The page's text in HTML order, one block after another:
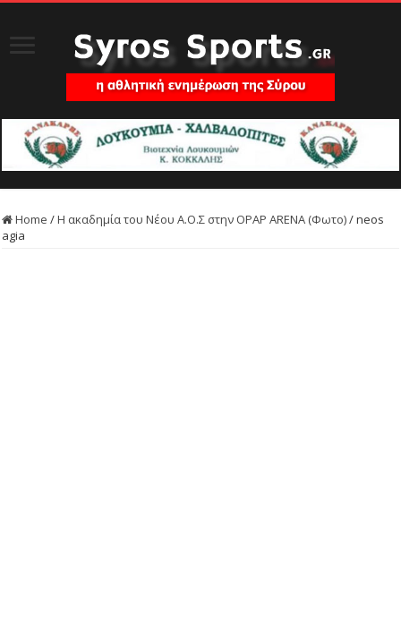
Home /Η ακαδημία του Νέου Α.Ο.Σ στην OPAP ARENA (Φωτο)/neos
agia